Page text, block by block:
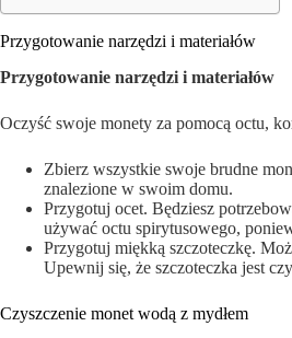
Przygotowanie narzędzi i materiałów
Przygotowanie narzędzi i materiałów
Oczyść swoje monety za pomocą octu,
Zbierz wszystkie swoje brudne
znalezione w swoim domu.
Przygotuj ocet. Będziesz
używać octu spirytusowego,
Przygotuj miękką szczoteczkę.
Upewnij się, że szczoteczka jest
Czyszczenie monet wodą z mydłem